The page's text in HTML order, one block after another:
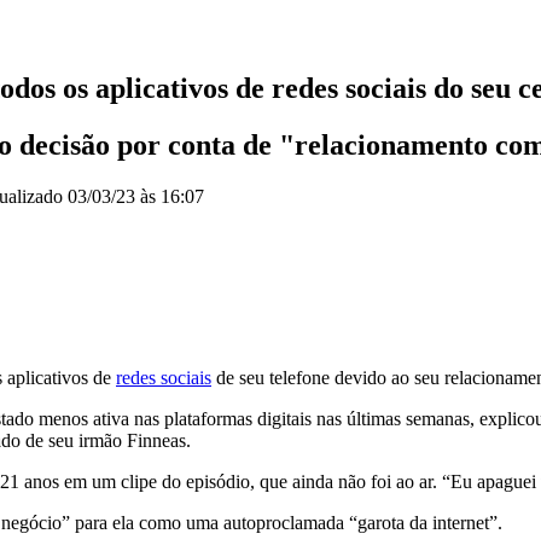
os aplicativos de redes sociais do seu
decisão por conta de "relacionamento
03/03/23 às 16:07
aplicativos de redes sociais de seu telefone devido ao seu
menos ativa nas plataformas digitais nas últimas semanas,
de seu irmão Finneas.
anos em um clipe do episódio, que ainda não foi ao ar. “Eu
para ela como uma autoproclamada “garota da internet”.